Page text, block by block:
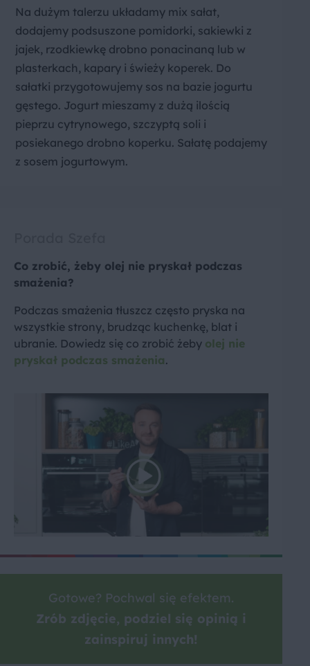
Na dużym talerzu układamy mix sałat,
dodajemy podsuszone pomidorki, sakiewki z
jajek, rzodkiewkę drobno ponacinaną lub w
plasterkach, kapary i świeży koperek. Do
sałatki przygotowujemy sos na bazie jogurtu
gęstego. Jogurt mieszamy z dużą ilością
pieprzu cytrynowego, szczyptą soli i
posiekanego drobno koperku. Sałatę podajemy
z sosem jogurtowym.
Co zrobić, żeby olej nie pryskał podczas
smażenia?
Podczas smażenia tłuszcz często pryska na
wszystkie strony, brudząc kuchenkę, blat i
ubranie. Dowiedz się co zrobić żeby olej nie
pryskał podczas smażenia.
Gotowe? Pochwal się efektem.
Zrób zdjęcie, podziel się opinią i
zainspiruj innych!